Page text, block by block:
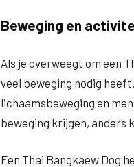
Beweging en
Als je overweegt om een
veel beweging nodig
lichaamsbeweging en
beweging krijgen, anders
Een Thai Bangkaew Dog